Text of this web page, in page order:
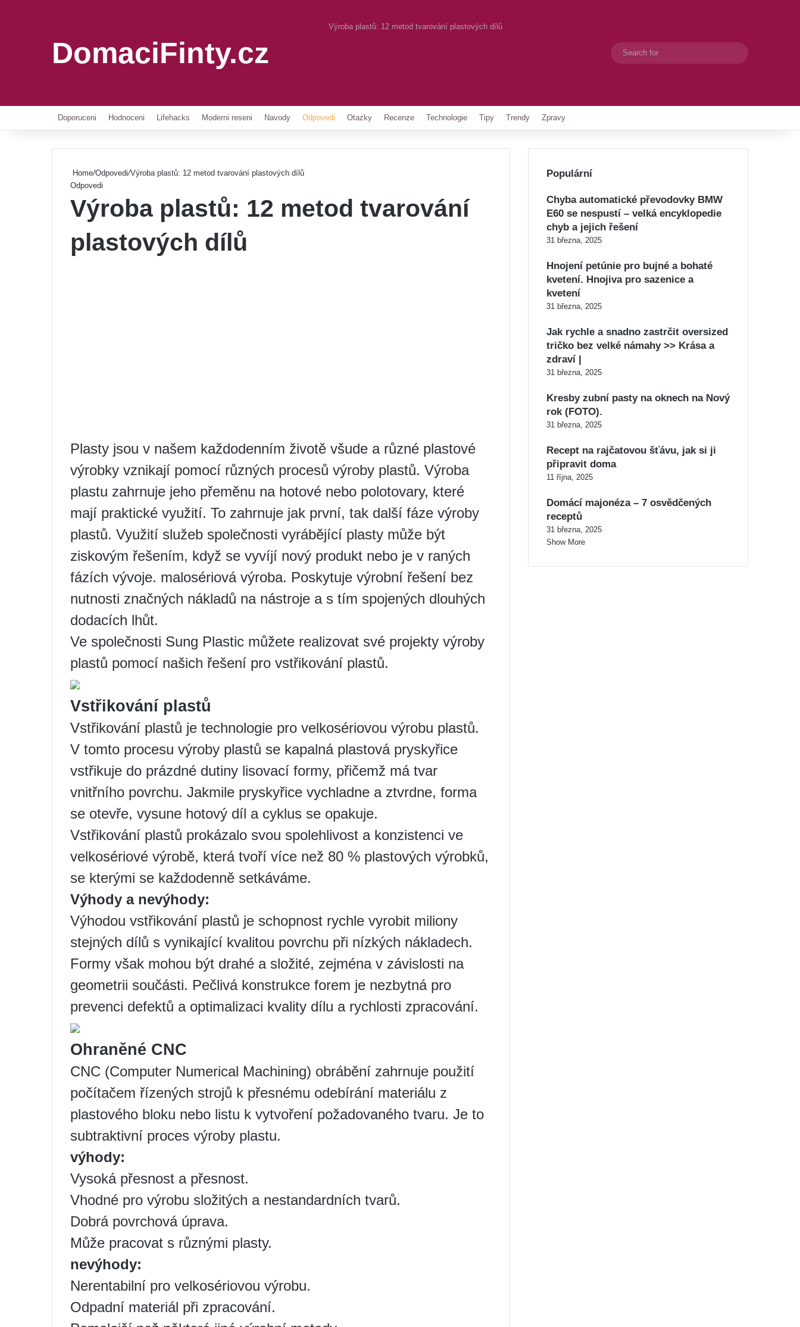
DomaciFinty.cz
Výroba plastů: 12 metod tvarování plastových dílů
Switch skin
Doporuceni Hodnoceni Lifehacks Moderni reseni Navody Odpovedi Otazky Recenze Technologie Tipy Trendy Zpravy
Home/Odpovedi/Výroba plastů: 12 metod tvarování plastových dílů
Odpovedi
Výroba plastů: 12 metod tvarování
plastových dílů
Plasty jsou v našem každodenním životě všude a různé plastové
výrobky vznikají pomocí různých procesů výroby plastů. Výroba
plastu zahrnuje jeho přeměnu na hotové nebo polotovary, které
mají praktické využití. To zahrnuje jak první, tak další fáze výroby
plastů. Využití služeb společnosti vyrábějící plasty může být
ziskovým řešením, když se vyvíjí nový produkt nebo je v raných
fázích vývoje. malosériová výroba. Poskytuje výrobní řešení bez
nutnosti značných nákladů na nástroje a s tím spojených dlouhých
dodacích lhůt.
Ve společnosti Sung Plastic můžete realizovat své projekty výroby
plastů pomocí našich řešení pro vstřikování plastů.
Vstřikování plastů
Vstřikování plastů je technologie pro velkosériovou výrobu plastů.
V tomto procesu výroby plastů se kapalná plastová pryskyřice
vstřikuje do prázdné dutiny lisovací formy, přičemž má tvar
vnitřního povrchu. Jakmile pryskyřice vychladne a ztvrdne, forma
se otevře, vysune hotový díl a cyklus se opakuje.
Vstřikování plastů prokázalo svou spolehlivost a konzistenci ve
velkosériové výrobě, která tvoří více než 80 % plastových výrobků,
se kterými se každodenně setkáváme.
Výhody a nevýhody:
Výhodou vstřikování plastů je schopnost rychle vyrobit miliony
stejných dílů s vynikající kvalitou povrchu při nízkých nákladech.
Formy však mohou být drahé a složité, zejména v závislosti na
geometrii součásti. Pečlivá konstrukce forem je nezbytná pro
prevenci defektů a optimalizaci kvality dílu a rychlosti zpracování.
Ohraněné CNC
CNC (Computer Numerical Machining) obrábění zahrnuje použití
počítačem řízených strojů k přesnému odebírání materiálu z
plastového bloku nebo listu k vytvoření požadovaného tvaru. Je to
subtraktivní proces výroby plastu.
výhody:
Vysoká přesnost a přesnost.
Vhodné pro výrobu složitých a nestandardních tvarů.
Dobrá povrchová úprava.
Může pracovat s různými plasty.
nevýhody:
Nerentabilní pro velkosériovou výrobu.
Odpadní materiál při zpracování.
Populární
Chyba automatické převodovky BMW
E60 se nespustí – velká encyklopedie
chyb a jejich řešení
31 března, 2025
Hnojení petúnie pro bujné a bohaté
kvetení. Hnojiva pro sazenice a
kvetení
31 března, 2025
Jak rychle a snadno zastrčit oversized
tričko bez velké námahy >> Krása a
zdraví |
31 března, 2025
Kresby zubní pasty na oknech na Nový
rok (FOTO).
31 března, 2025
Recept na rajčatovou šťávu, jak si ji
připravit doma
11 října, 2025
Domácí majonéza – 7 osvědčených
receptů
31 března, 2025
Show More